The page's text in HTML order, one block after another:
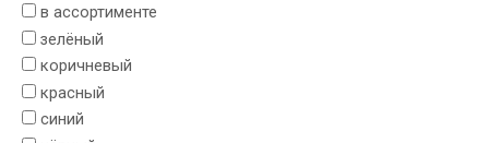
в ассортименте
зелёный
коричневый
красный
синий